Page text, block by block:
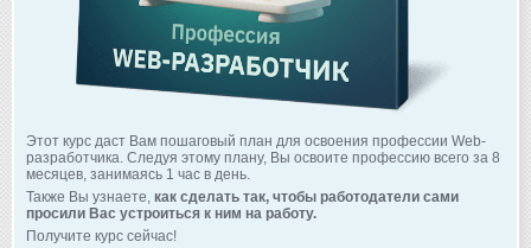
Этот курс даст Вам пошаговый план для освоения профессии Web-
разработчика. Следуя этому плану, Вы освоите профессию всего за 8
месяцев, занимаясь 1 час в день.
Также Вы узнаете, как сделать так, чтобы работодатели сами
просили Вас устроиться к ним на работу.
Получите курс сейчас!